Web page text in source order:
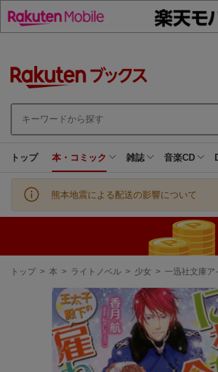
トップ 本・コミック 雑誌 音楽CD
熊本地震による配送の影響について
現
トップ > 本 > ライトノベル > 少女 > 一迅社文庫ア